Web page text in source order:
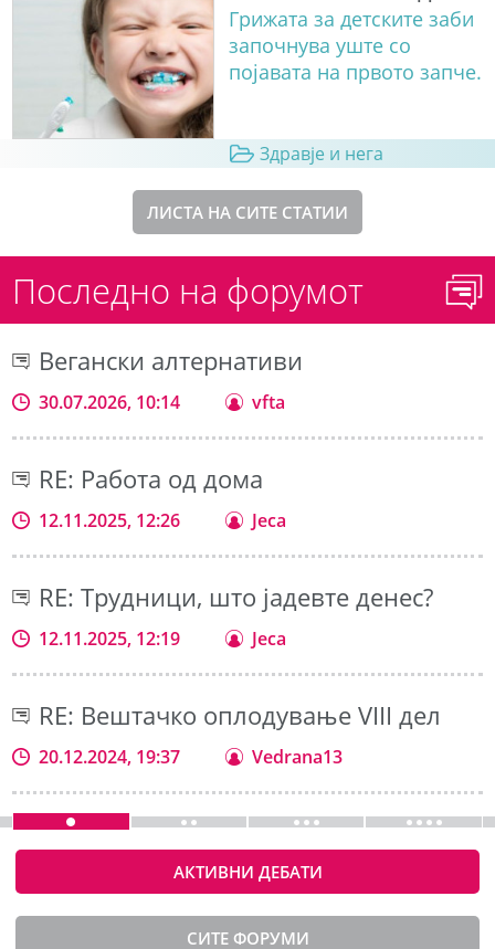
Грижата за детските заби
започнува уште со
појавата на првото запче.
Здравје и нега
ЛИСТА НА СИТЕ СТАТИИ
Последно на форумот
Вегански алтернативи
30.07.2026, 10:14 vfta
RE: Работа од дома
12.11.2025, 12:26 Jeca
RE: Трудници, што јадевте денес?
12.11.2025, 12:19 Jeca
RE: Вештачко оплодување VIII дел
20.12.2024, 19:37 Vedrana13
АКТИВНИ ДЕБАТИ
СИТЕ ФОРУМИ